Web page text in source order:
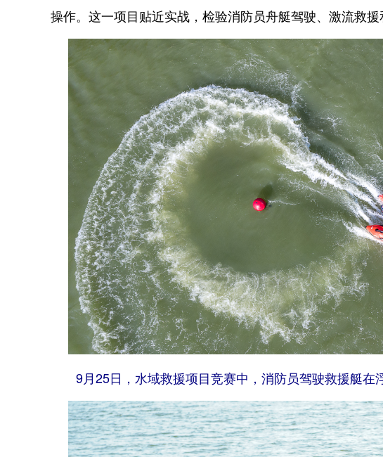
操作。这一项目贴近实战，检验消防员舟艇驾驶、激流救援
9月25日，水域救援项目竞赛中，消防员驾驶救援艇